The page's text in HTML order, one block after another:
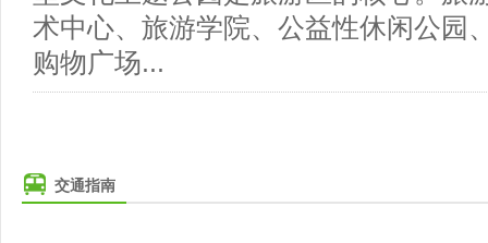
术中心、旅游学院、公益性休闲公园
购物广场...
交通指南